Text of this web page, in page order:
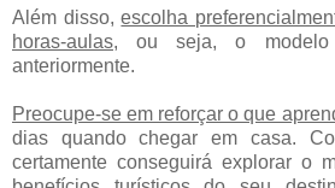
Além disso,escolha
horas-aulas, ou seja, o modelo
anteriormente.
Preocupe-se em reforçar o que
dias quando chegar em casa.
certamente conseguirá explorar o